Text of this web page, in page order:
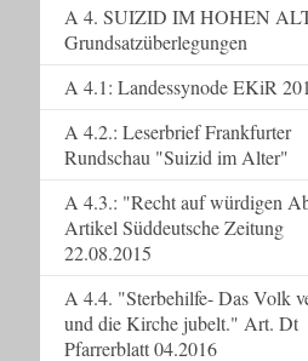
A 4. SUIZID IM HOHEN
Grundsatzüberlegungen
A 4.1: Landessynode EKiR
A 4.2.: Leserbrief Frankfurter
Rundschau "Suizid im Alter"
A 4.3.: "Recht auf würdigen
Artikel Süddeutsche Zeitung
22.08.2015
A 4.4. "Sterbehilfe- Das Volk
und die Kirche jubelt." Art. Dt
Pfarrerblatt 04.2016